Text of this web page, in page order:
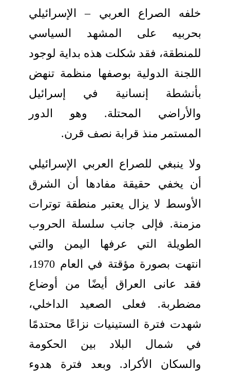
خلفه الصراع العربي – الإسرائيلي
بحربيه على المشهد السياسي
للمنطقة، فقد شكلت هذه بداية لوجود
اللجنة الدولية بوصفها منظمة تنهض
بأنشطة إنسانية في إسرائيل
والأراضي المحتلة. وهو الدور
المستمر منذ قرابة نصف قرن.
ولا ينبغي للصراع العربي الإسرائيلي
أن يخفي حقيقة مفادها أن الشرق
الأوسط لا يزال يعتبر منطقة توترات
مزمنة. فإلى جانب سلسلة الحروب
الطويلة التي عرفها اليمن والتي
انتهت بصورة مؤقتة في العام 1970،
فقد عانى العراق أيضًا من أوضاع
مضطربة. فعلى الصعيد الداخلي،
شهدت فترة الستينيات نزاعًا محتدمًا
في شمال البلاد بين الحكومة
والسكان الأكراد. وبعد فترة هدوء